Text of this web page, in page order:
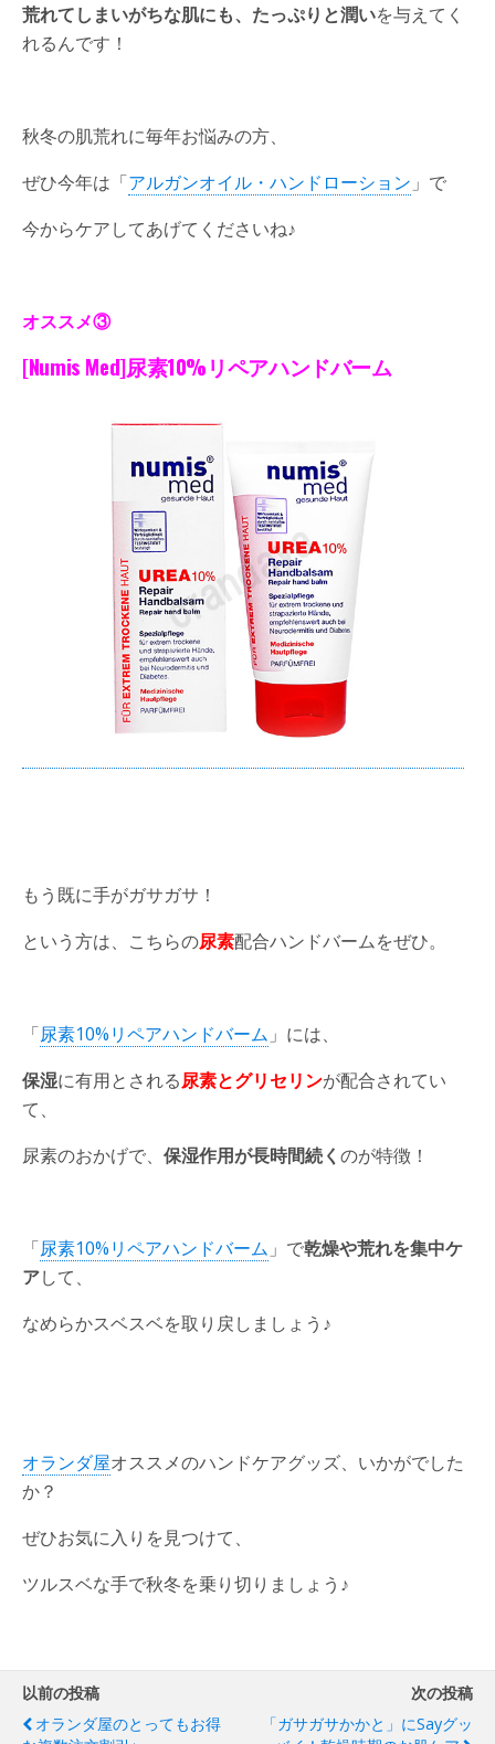
荒れてしまいがちな肌にも、たっぷりと潤いを与えてく
れるんです！
秋冬の肌荒れに毎年お悩みの方、
ぜひ今年は「アルガンオイル・ハンドローション 」で
今からケアしてあげてくださいね♪
オススメ③
[Numis Med]尿素10%リペアハンドバーム
もう既に手がガサガサ！
という方は、こちらの尿素配合ハンドバームをぜひ。
「尿素10%リペアハンドバーム 」には、
保湿に有用とされる尿素とグリセリンが配合されてい
て、
尿素のおかげで、 保湿作用が長時間続く のが特徴！
「尿素10%リペアハンドバーム 」で乾燥や荒れを集中ケ
アして、
なめらかスベスベを取り戻しましょう♪
オランダ屋オススメのハンドケアグッズ、いかがでした
か？
ぜひお気に入りを見つけて、
ツルスベな手で秋冬を乗り切りましょう♪
以前の投稿
オランダ屋のとってもお得
次の投稿
「ガサガサかかと」にSayグッ